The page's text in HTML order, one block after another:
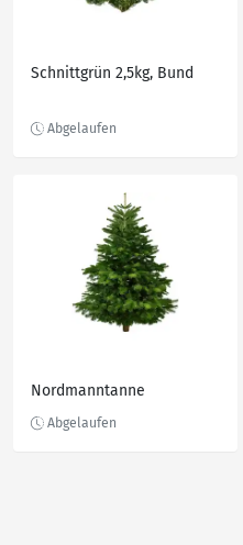
Schnittgrün 2,5kg, Bund
Nordmanntanne